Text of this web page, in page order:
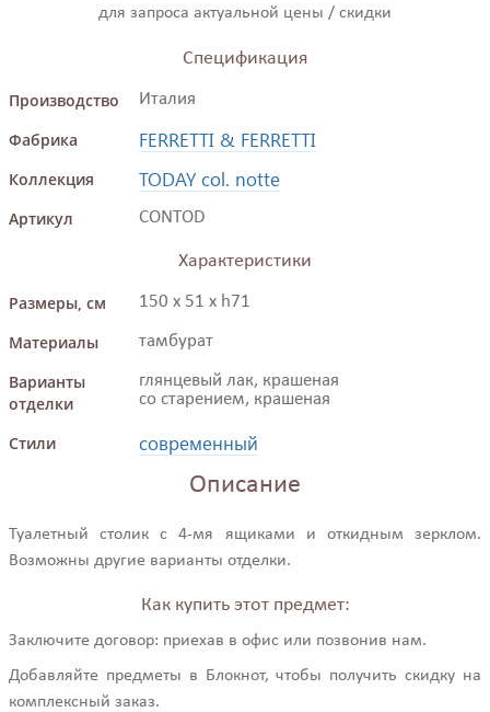
для запроса актуальной цены / скидки
Спецификация
Производство
Италия
Фабрика FERRETTI & FERRETTI
Коллекция TODAY col. notte
Артикул CONTOD
Характеристики
Размеры, см
150 x 51 x h71
Материалы тамбурат
Варианты
отделки
глянцевый лак, крашеная
со старением, крашеная
Стили современный
Описание
Туалетный столик с 4-мя ящиками и откидным зерклом.
Возможны другие варианты отделки.
Как купить этот предмет:
Заключите договор: приехав в офис или позвонив нам.
Добавляйте предметы в Блокнот, чтобы получить скидку на
комплексный заказ.